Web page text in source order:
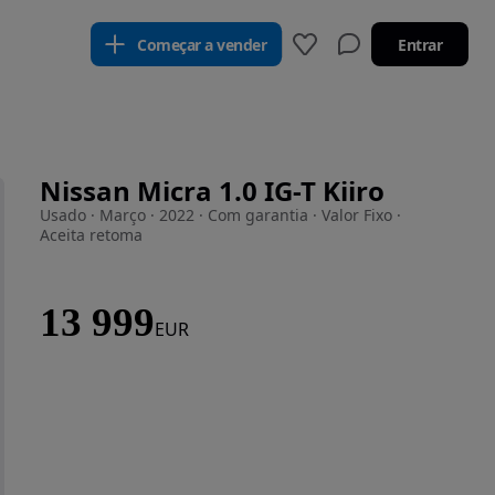
Começar a vender Entrar
Nissan Micra 1.0 IG-T Kiiro
Usado · Março · 2022 · Com garantia · Valor Fixo ·
Aceita retoma
13 999EUR